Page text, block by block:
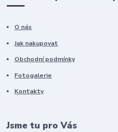
O nás
Jak nakupovat
Obchodní podmínky
Fotogalerie
Kontakty
Jsme tu pro Vás